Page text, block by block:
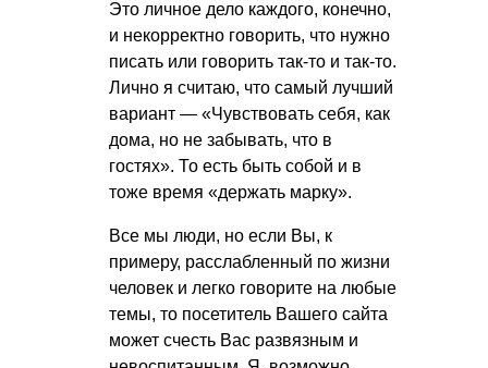
Это личное дело каждого, конечно,
и некорректно говорить, что нужно
писать или говорить так-то и так-то.
Лично я считаю, что самый лучший
вариант — «Чувствовать себя, как
дома, но не забывать, что в
гостях». То есть быть собой и в
тоже время «держать марку».
Все мы люди, но если Вы, к
примеру, расслабленный по жизни
человек и легко говорите на любые
темы, то посетитель Вашего сайта
может счесть Вас развязным и